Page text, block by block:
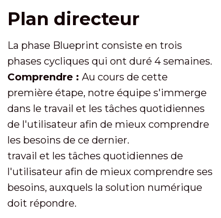
Plan directeur
La phase Blueprint consiste en trois
phases cycliques qui ont duré 4 semaines.
Comprendre : Au cours de cette
première étape, notre équipe s'immerge
dans le travail et les tâches quotidiennes
de l'utilisateur afin de mieux comprendre
les besoins de ce dernier.
travail et les tâches quotidiennes de
l'utilisateur afin de mieux comprendre ses
besoins, auxquels la solution numérique
doit répondre.